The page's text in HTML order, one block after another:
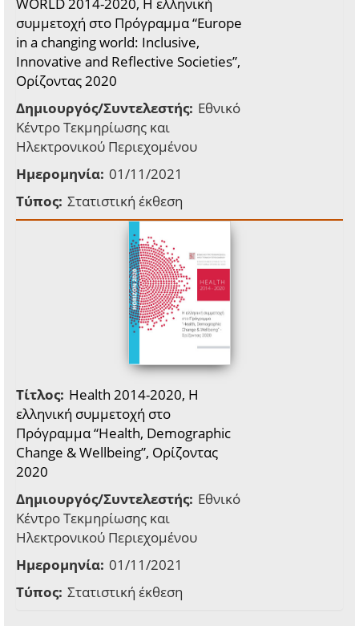
WORLD 2014-2020, Η ελληνική
συμμετοχή στο Πρόγραμμα “Europe
in a changing world: Inclusive,
Innovative and Reflective Societies”,
Ορίζοντας 2020
Δημιουργός/Συντελεστής: Εθνικό
Κέντρο Τεκμηρίωσης και
Ηλεκτρονικού Περιεχομένου
Ημερομηνία: 01/11/2021
Τύπος: Στατιστική έκθεση
Τίτλος: Health 2014-2020, Η
ελληνική συμμετοχή στο
Πρόγραμμα “Health, Demographic
Change & Wellbeing”, Ορίζοντας
2020
Δημιουργός/Συντελεστής: Εθνικό
Κέντρο Τεκμηρίωσης και
Ηλεκτρονικού Περιεχομένου
Ημερομηνία: 01/11/2021
Τύπος: Στατιστική έκθεση